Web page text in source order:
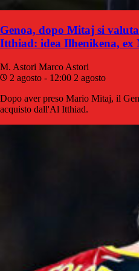
Genoa, dopo Mitaj si
Itthiad: idea Ilhenikena, ex
M. Astori Marco Astori
2 agosto - 12:00 2 agosto
Dopo aver preso Mario Mitaj, il
acquisto dall'Al Itthiad.